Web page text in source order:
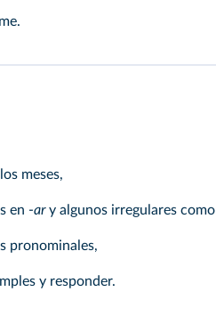
meses,
en -ary algunos irregulares como
pronominales,
y responder.